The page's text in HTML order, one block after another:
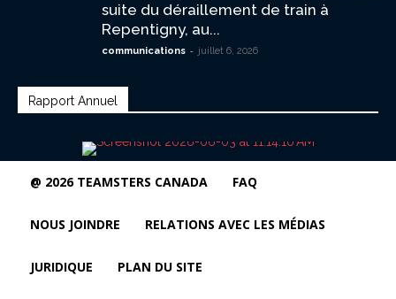
suite du déraillement de train à
Repentigny, au...
communications - juillet 6, 2026
Rapport Annuel
@ 2026 TEAMSTERS CANADA FAQ
NOUS JOINDRE RELATIONS AVEC LES MÉDIAS
JURIDIQUE PLAN DU SITE